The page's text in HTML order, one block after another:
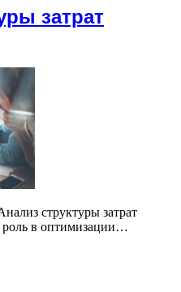
затрат
структуры затрат
в оптимизации…